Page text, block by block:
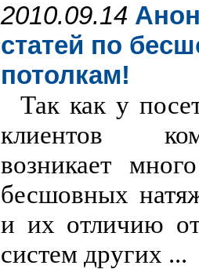
2010.09.14
статей по
потолкам!
Так как у
клиентов
возникает
бесшовных
и их отличию
систем других ...